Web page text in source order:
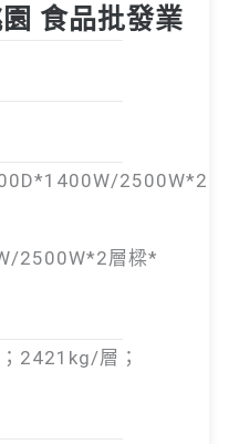
食品批發業
2500W*2
2500W*2層樑*
2421kg/層；